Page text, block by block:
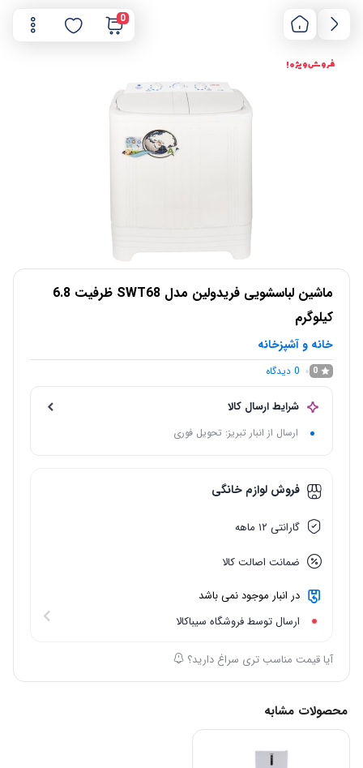
0
فروش ویژه !
ماشین لباسشویی فریدولین مدل SWT68 ظرفیت 6.8
کیلوگرم
خانه و آشپزخانه
0
0 دیدگاه
شرایط ارسال کالا
ارسال از انبار تبریز: تحویل فوری
فروش لوازم خانگی
گارانتی ۱۲ ماهه
ضمانت اصالت کالا
در انبار موجود نمی باشد
ارسال توسط فروشگاه سیباکالا
آیا قیمت مناسب تری سراغ دارید؟
محصولات مشابه